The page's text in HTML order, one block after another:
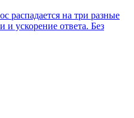
распадается на три разные
и ускорение ответа. Без